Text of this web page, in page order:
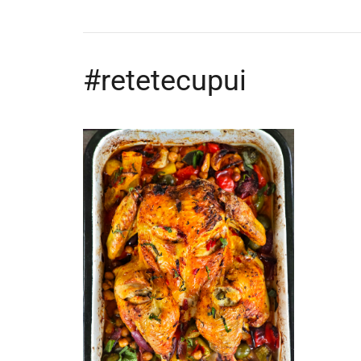
#retetecupui